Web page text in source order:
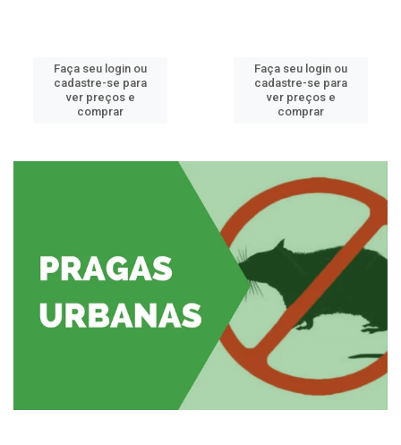
Faça seu login ou
cadastre-se para
ver preços e
comprar
Faça seu login ou
cadastre-se para
ver preços e
comprar